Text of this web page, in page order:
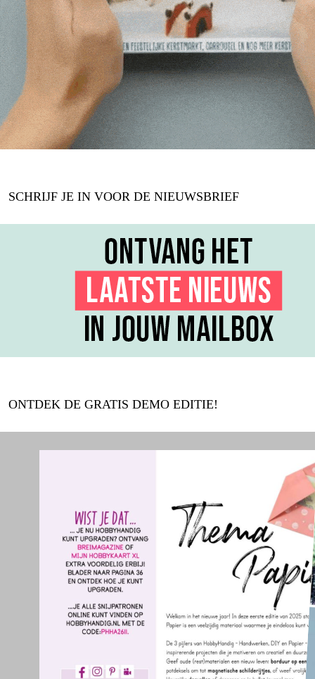
SCHRIJF JE IN VOOR DE NIEUWSBRIEF
ONTDEK DE GRATIS DEMO EDITIE!